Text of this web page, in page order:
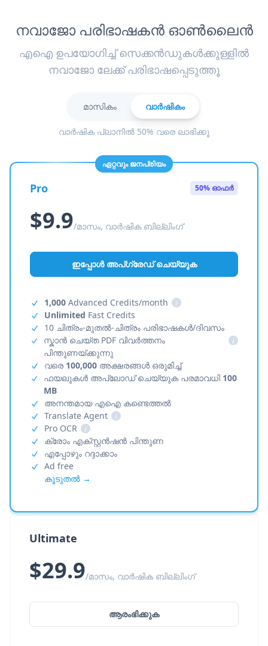
നവാജോ പരിഭാഷകൻ ഓൺലൈൻ
എഐ ഉപയോഗിച്ച് സെക്കൻഡുകൾക്കുള്ളിൽ
നവാജോ ലേക്ക് പരിഭാഷപ്പെടുത്തൂ
മാസികം വാർഷികം
വാർഷിക പ്ലാനിൽ 50% വരെ ലാഭിക്കൂ
ഏറ്റവും ജനപ്രിയം
Pro 50% ഓഫർ
$9.9/മാസം, വാർഷിക ബില്ലിംഗ്
ഇപ്പോൾ അപ്‌ഗ്രേഡ് ചെയ്യുക
1,000 Advanced Credits/month
i
Unlimited Fast Credits
10 ചിത്രം-മുതൽ-ചിത്രം പരിഭാഷകൾ/ദിവസം
സ്കാൻ ചെയ്ത PDF വിവർത്തനം
പിന്തുണയ്ക്കുന്നു
i
വരെ 100,000 അക്ഷരങ്ങൾ ഒരുമിച്ച്
ഫയലുകൾ അപ്‌ലോഡ് ചെയ്യുക പരമാവധി 100
MB
അനന്തമായ എഐ കണ്ടെത്തൽ
Translate Agent
i
Pro OCR
i
ക്രോം എക്സ്റ്റൻഷൻ പിന്തുണ
എപ്പോഴും റദ്ദാക്കാം
Ad free
കൂടുതൽ →
Ultimate
$29.9/മാസം, വാർഷിക ബില്ലിംഗ്
ആരംഭിക്കുക